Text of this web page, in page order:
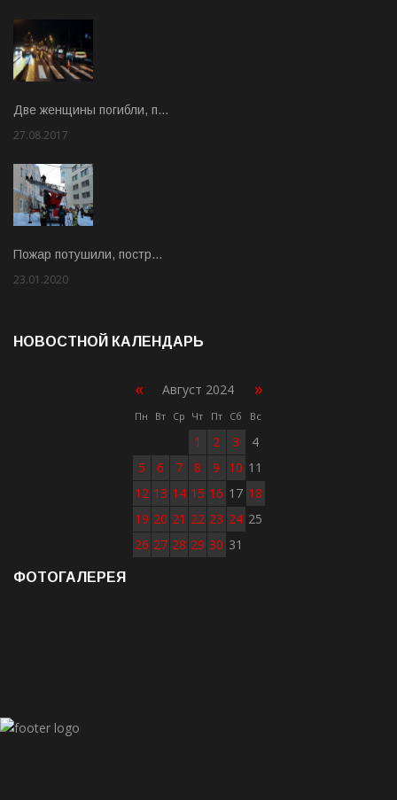
Две женщины погибли, п…
27.08.2017
Пожар потушили, постр…
23.01.2020
НОВОСТНОЙ КАЛЕНДАРЬ
« Август 2024 »
Пн Вт Ср Чт Пт Сб Вс
1 2 3
4
5
6 7 8 9 10 11
12 13 14 15 16 17 18
19 20 21 22 23 24 25
26 27 28 29 30 31
ФОТОГАЛЕРЕЯ